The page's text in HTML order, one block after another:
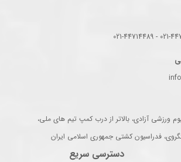
ورزشی آزادی، بالاتر از درب کمپ تیم های ملی،
فدراسیون کشتی جمهوری اسلامی ایران
دسترسی سریع